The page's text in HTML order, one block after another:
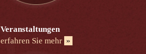
Veranstaltungen
erfahren Sie mehr »